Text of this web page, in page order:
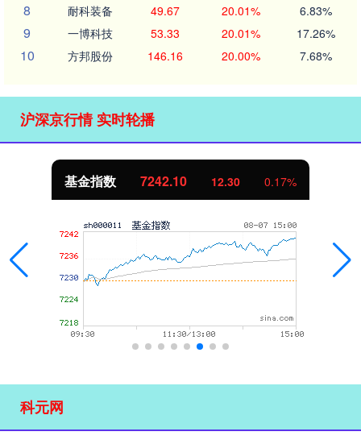
8 耐科装备 49.67 20.01% 6.83%
9 一博科技 53.33 20.01% 17.26%
10 方邦股份 146.16 20.00% 7.68%
沪深京行情 实时轮播
国债指数 229.69 0.10 0.04%
科元网